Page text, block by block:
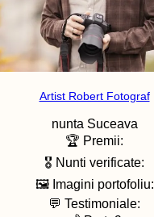
Artist Robert Fotograf
nunta Suceava
🏆 Premii:
🎖️ Nunti verificate:
🖼️ Imagini portofoliu:
💬 Testimoniale: